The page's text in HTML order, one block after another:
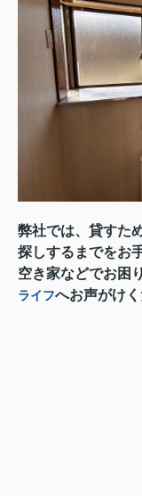
弊社では、貸すた
探しするまでをお
空き家などでお困
ライフへお声がけく